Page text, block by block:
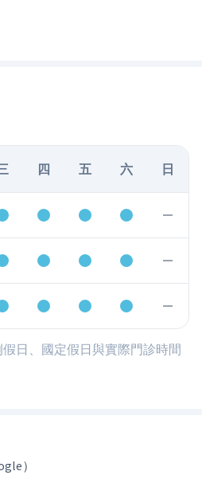
四 五 六 日
日、國定假日與實際門診時間
）